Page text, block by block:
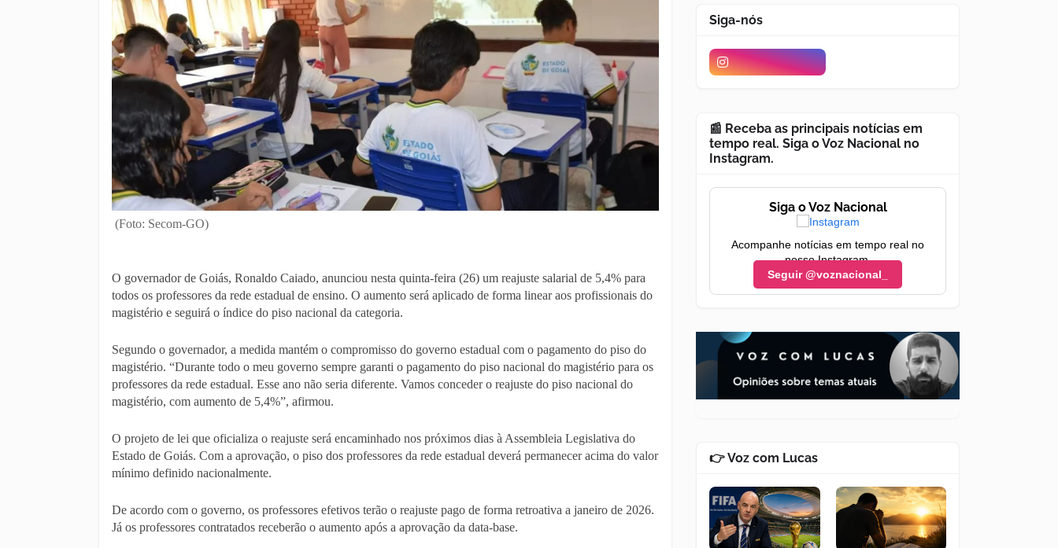
(Foto: Secom-GO)
O governador de Goiás, Ronaldo Caiado, anunciou nesta quinta-feira (26) um reajuste salarial de 5,4% para
todos os professores da rede estadual de ensino. O aumento será aplicado de forma linear aos profissionais do
magistério e seguirá o índice do piso nacional da categoria.
Segundo o governador, a medida mantém o compromisso do governo estadual com o pagamento do piso do
magistério. “Durante todo o meu governo sempre garanti o pagamento do piso nacional do magistério para os
professores da rede estadual. Esse ano não seria diferente. Vamos conceder o reajuste do piso nacional do
magistério, com aumento de 5,4%”, afirmou.
O projeto de lei que oficializa o reajuste será encaminhado nos próximos dias à Assembleia Legislativa do
Estado de Goiás. Com a aprovação, o piso dos professores da rede estadual deverá permanecer acima do valor
mínimo definido nacionalmente.
De acordo com o governo, os professores efetivos terão o reajuste pago de forma retroativa a janeiro de 2026.
Já os professores contratados receberão o aumento após a aprovação da data-base.
Siga-nós
📰 Receba as principais notícias em
tempo real. Siga o Voz Nacional no
Instagram.
Siga o Voz Nacional
Acompanhe notícias em tempo real no
nosso Instagram.
Seguir @voznacional_
👉 Voz com Lucas